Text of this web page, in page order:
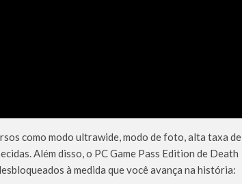
como modo ultrawide, modo de foto, alta taxa de
Além disso, o PC Game Pass Edition de Death
à medida que você avança na história: